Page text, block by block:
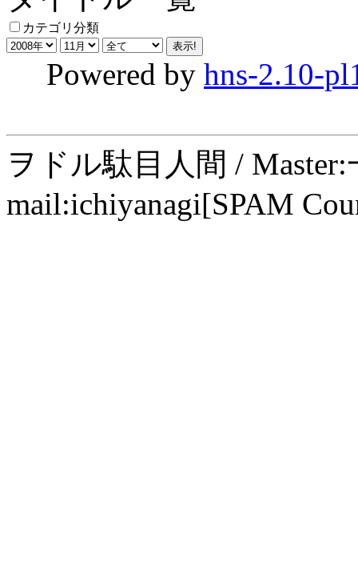
カテゴリ分類
Powered by hns-2.10-
ヲドル駄目人間 /
mail:ichiyanagi[SPAM